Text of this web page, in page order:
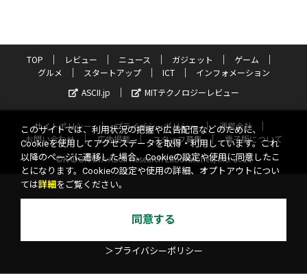
TOP レビュー ニュース ガジェット
ゲーム
グルメ
スタートアップ ICT
インフォメーション
ASCII.jp
MITテクノロジーレビュー
サイトポリシー プライバシーポリシー
運営会社
お問い合わせ
広告掲載 スタッフ募集
電子版について
©KADOKAWA ASCII Research Laboratories, Inc. 2026
このサイトでは、利用状況の把握や広告配信などのために、
Cookieを使用してアクセスデータを取得・利用しています。これ
以降のページに遷移した場合、Cookieの設定や使用に同意したこ
とになります。Cookieの設定や使用の詳細、オプトアウトについ
ては詳細 をご覧ください。
同意する
＞プライバシーポリシー